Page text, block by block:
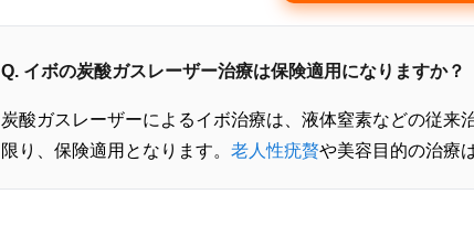
Q. イボの炭酸ガスレーザー治療は保険適用になりますか？
炭酸ガスレーザーによるイボ治療は、液体窒素などの従
限り、保険適用となります。 老人性疣贅や美容目的の治療